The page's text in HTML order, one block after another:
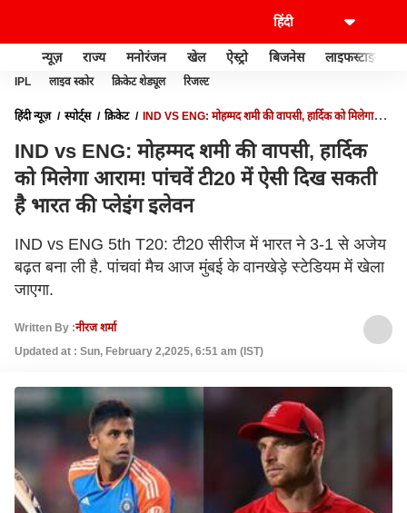
न्यूज़ राज्य मनोरंजन खेल ऐस्ट्रो बिजनेस लाइफस्टाइल
IPL लाइव स्कोर क्रिकेट शेड्यूल रिजल्ट
हिंदी न्यूज़ स्पोर्ट्स क्रिकेट
IND VS ENG: मोहम्मद शमी की वापसी, हार्दिक को मिलेगा
IND vs ENG: मोहम्मद शमी की वापसी, हार्दिक
को मिलेगा आराम! पांचवें टी20 में ऐसी दिख सकती
है भारत की प्लेइंग इलेवन
IND vs ENG 5th T20: टी20 सीरीज में भारत ने 3-1 से अजेय
बढ़त बना ली है. पांचवां मैच आज मुंबई के वानखेड़े स्टेडियम में खेला
जाएगा.
Written By :नीरज शर्मा
Updated at : Sun, February 2,2025, 6:51 am (IST)